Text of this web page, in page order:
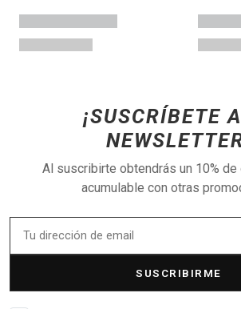
¡SUSCRÍBETE
Al suscribirte obtendrás un 10% de
acumulable con otras
SUSCRIBIRME